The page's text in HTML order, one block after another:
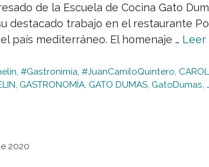
de la Escuela de Cocina Gato
destacado trabajo en el restaurante
país mediterráneo. El homenaje … Leer
,#Gastronimía,#JuanCamiloQuintero,
, GASTRONOMÍA, GATO DUMAS, GatoDumas,
2020